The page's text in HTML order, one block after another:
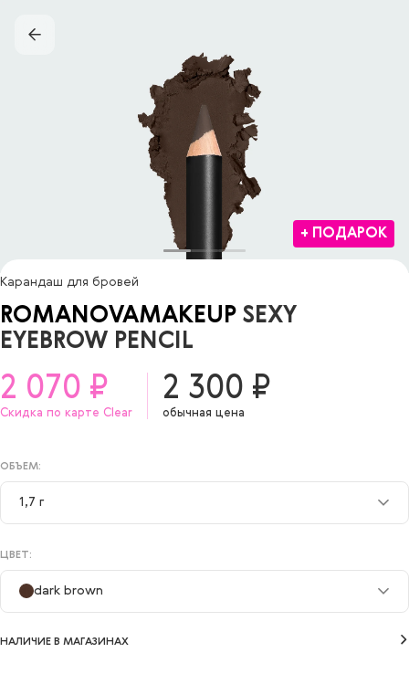
+ ПОДАРОК
Карандаш для бровей
ROMANOVAMAKEUP SEXY
EYEBROW PENCIL
ОБЪЕМ:
1,7 г
1,7 г
ЦВЕТ:
dark brown
dark brown
2 070 ₽
Скидка по карте Clear
2 300 ₽
обычная цена
НАЛИЧИЕ В МАГАЗИНАХ